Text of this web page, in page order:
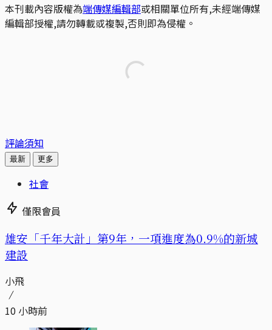
本刊載內容版權為端傳媒編輯部或相關單位所有,未經端傳媒
編輯部授權,請勿轉載或複製,否則即為侵權。
評論須知
最新 更多
社會
僅限會員
​​雄安「千年大計」第9年，一項進度為0.9%的新城
建設
小飛
10 小時前